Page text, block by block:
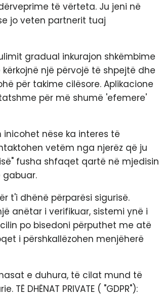
të vërteta. Ju jeni në
jo veten partnerit tuaj
zbulimit gradual inkurajon shkëmbime
një përvojë të shpejtë dhe
për takime cilësore. Aplikacione
për më shumë 'efemere'
inicohet nëse ka interes të
vetëm nga njerëz që ju
fusha shfaqet qartë në mjedisin
gabuar.
t'i dhënë përparësi sigurisë.
një anëtar i verifikuar, sistemi ynë i
po bisedoni përputhet me atë
i përshkallëzohen menjëherë
e duhura, të cilat mund të
DHËNAT PRIVATE ( "GDPR"):